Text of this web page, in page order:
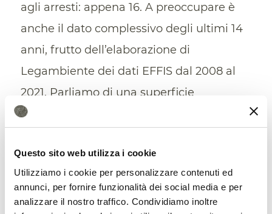
Questo sito web utilizza i cookie
Utilizziamo i cookie per personalizzare contenuti ed
annunci, per fornire funzionalità dei social media e per
analizzare il nostro traffico. Condividiamo inoltre
agli arresti: appena 16. A preoccupare è
anche il dato complessivo degli ultimi 14
anni, frutto dell’elaborazione di
Legambiente dei dati EFFIS dal 2008 al
2021. Parliamo di una superficie
complessiva di territorio incenerito, a
723.924 ettari,un’area grande
quanto l’interaregione Umbriache ha
interessato il territorio di almeno 1.296